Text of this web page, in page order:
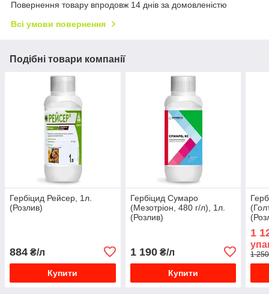
Повернення товару впродовж 14 днів за домовленістю
Всі умови повернення
Подібні товари компанії
Гербіцид Рейсер, 1л.
(Розлив)
884 ₴/л
Купити
Гербіцид Сумаро
(Мезотріон, 480 г/л), 1л.
(Розлив)
1 190₴/л
Купити
1
1